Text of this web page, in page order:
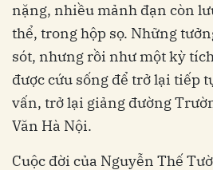
nặng, nhiều mảnh đạn còn
thể, trong hộp sọ. Những
sót, nhưng rồi như một kỳ
được cứu sống để trở lại tiếp
vấn, trở lại giảng đường
Văn Hà Nội.
Cuộc đời của Nguyễn Thế